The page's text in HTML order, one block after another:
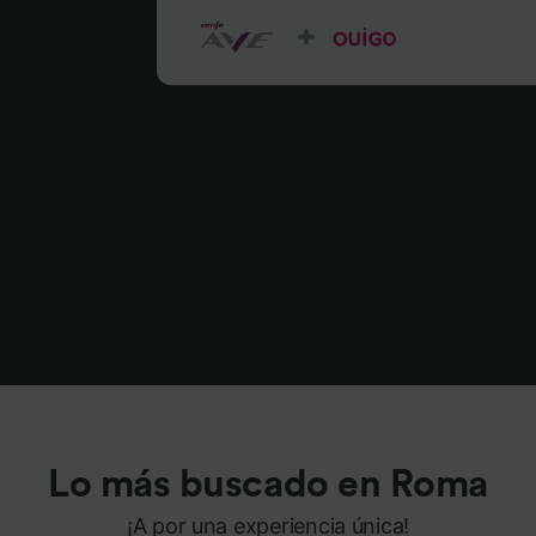
Lo más buscado en Roma
¡A por una experiencia única!